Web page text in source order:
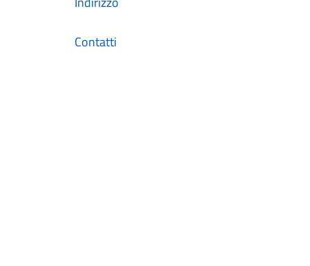
Contatti